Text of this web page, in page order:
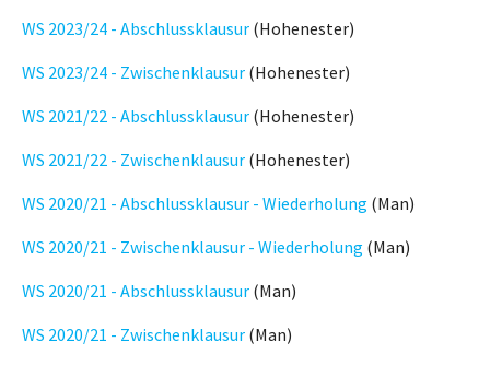
WS 2023/24 - Abschlussklausur (Hohenester)
WS 2023/24 - Zwischenklausur (Hohenester)
WS 2021/22 - Abschlussklausur (Hohenester)
WS 2021/22 - Zwischenklausur (Hohenester)
WS 2020/21 - Abschlussklausur - Wiederholung (Man)
WS 2020/21 - Zwischenklausur - Wiederholung (Man)
WS 2020/21 - Abschlussklausur (Man)
WS 2020/21 - Zwischenklausur (Man)